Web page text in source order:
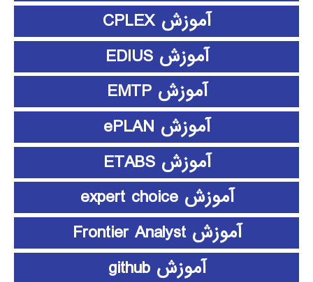
آموزش CPLEX
آموزش EDIUS
آموزش EMTP
آموزش ePLAN
آموزش ETABS
آموزش expert choice
آموزش Frontier Analyst
آموزش github